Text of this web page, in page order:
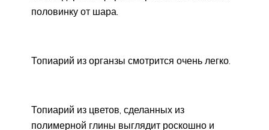
половинку от шара.
Топиарий из органзы смотрится очень легко.
Топиарий из цветов, сделанных из
полимерной глины выглядит роскошно и